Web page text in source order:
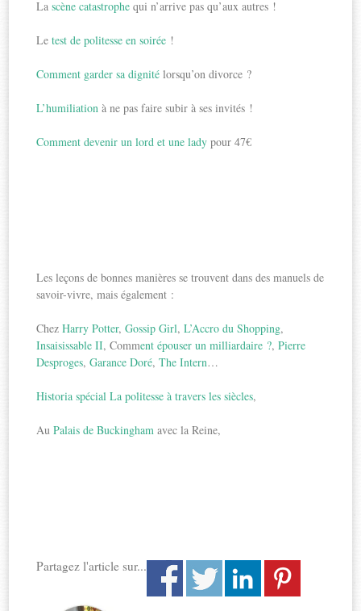
Lascène catastrophe qui n’arrive pas qu’aux autres !
Letest de politesse en soirée !
Comment garder sa dignité lorsqu’on divorce ?
L’humiliation à ne pas faire subir à ses invités !
Comment devenir un lord et une lady pour 47€
Les leçons de bonnes manières se trouvent dans des manuels de
savoir-vivre, mais également :
ChezHarry Potter,Gossip Girl,L’Accro du Shopping,
Insaisissable II, Comment épouser un milliardaire ?,Pierre
Desproges,Garance Doré,The Intern…
Historia spécial La politesse à travers les siècles,
AuPalais de Buckingham avec la Reine,
Partagez l'article sur...